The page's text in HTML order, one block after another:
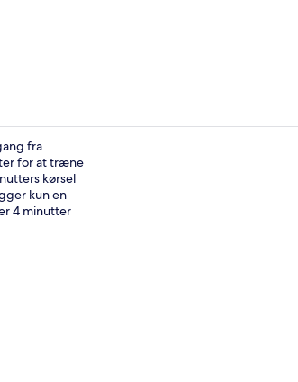
Reception
fra
for at træne
kørsel
kun en
4 minutter